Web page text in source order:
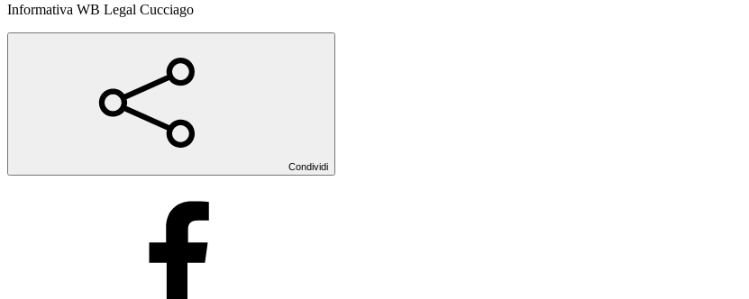
Informativa WB Legal Cucciago
Condividi